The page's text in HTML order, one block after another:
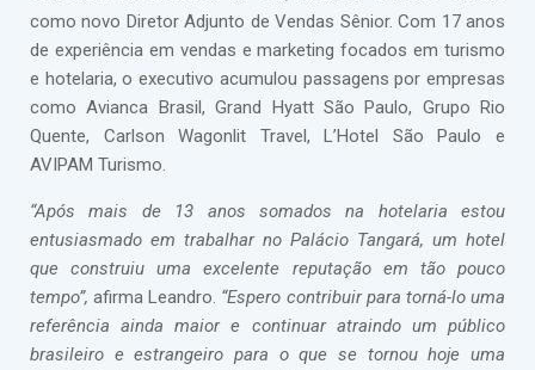
como novo Diretor Adjunto de Vendas Sênior. Com 17 anos
de experiência em vendas e marketing focados em turismo
e hotelaria, o executivo acumulou passagens por empresas
como Avianca Brasil, Grand Hyatt São Paulo, Grupo Rio
Quente, Carlson Wagonlit Travel, L’Hotel São Paulo e
AVIPAM Turismo.
“Após mais de 13 anos somados na hotelaria estou
entusiasmado em trabalhar no Palácio Tangará, um hotel
que construiu uma excelente reputação em tão pouco
tempo”, afirma Leandro. “Espero contribuir para torná-lo uma
referência ainda maior e continuar atraindo um público
brasileiro e estrangeiro para o que se tornou hoje uma